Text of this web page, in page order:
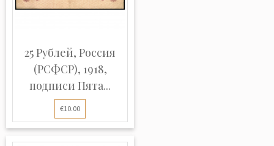
25 Рублей, Россия
(РСФСР), 1918,
подписи Пята...
€10.00